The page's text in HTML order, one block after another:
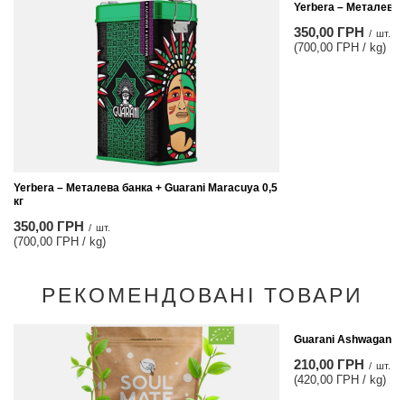
Yerbera – Металева банка + Guarani Maracuya 0,5
кг
350,00 ГРН / шт.
(700,00 ГРН / kg)
Yerbera – Металева
350,00 ГРН / шт.
(700,00 ГРН / kg)
РЕКОМЕНДОВАНІ ТОВАРИ
Guarani
210,00 ГРН / шт.
(420,00 ГРН / kg)